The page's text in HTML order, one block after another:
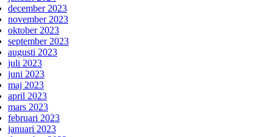
december 2023
november 2023
oktober 2023
september 2023
augusti 2023
juli 2023
juni 2023
maj 2023
april 2023
mars 2023
februari 2023
januari 2023